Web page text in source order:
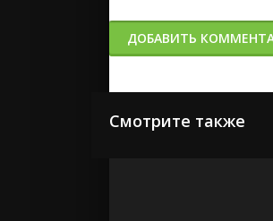
ДОБАВИТЬ
Смотрите также